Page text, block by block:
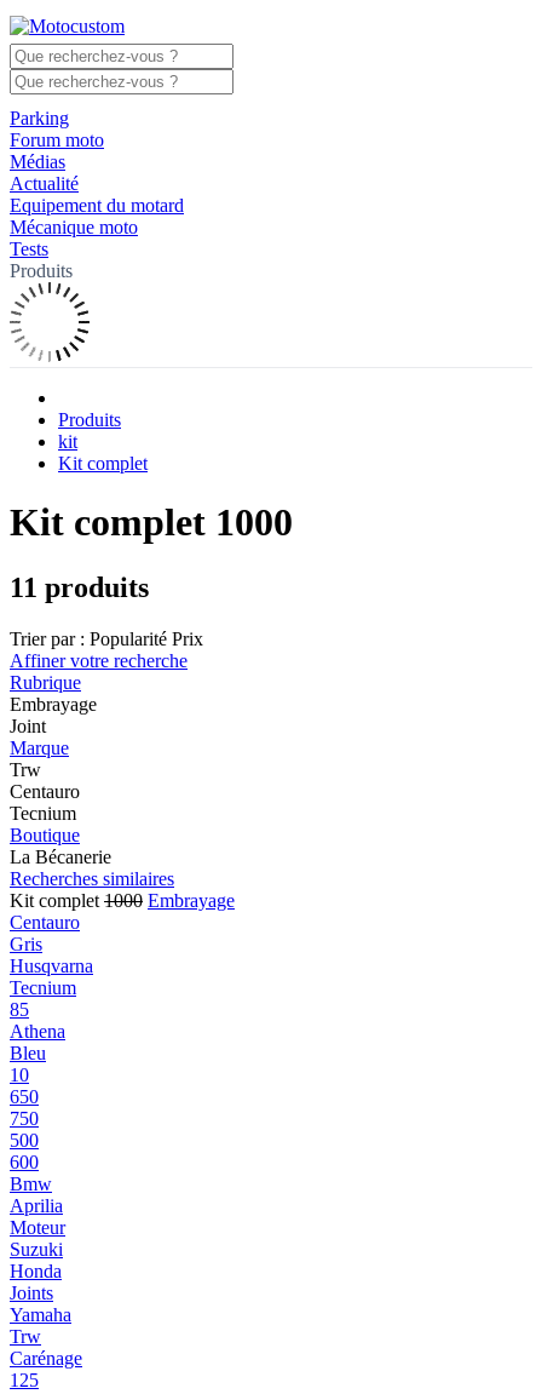
Parking
Forum moto
Médias
Actualité
Equipement du motard
Mécanique moto
Tests
Produits
Produits
kit
Kit complet
Kit complet 1000
11 produits
Trier par : Popularité Prix
Affiner votre recherche
Rubrique
Embrayage
Joint
Marque
Trw
Centauro
Tecnium
Boutique
La Bécanerie
Recherches similaires
Kit complet 1000 Embrayage
Centauro
Gris
Husqvarna
Tecnium
85
Athena
Bleu
10
650
750
500
600
Bmw
Aprilia
Moteur
Suzuki
Honda
Joints
Yamaha
Trw
Carénage
125